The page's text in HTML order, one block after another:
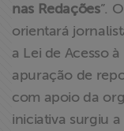
Doe para
>> Conteúdo
exclusivo para
associados
nas Redações”.
orientará
a Lei de Acesso
apuração de
com apoio da
iniciativa surgiu